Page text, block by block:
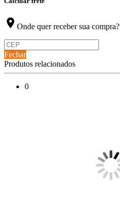
location_on Onde quer receber sua compra?
Fechar
Produtos relacionados
0